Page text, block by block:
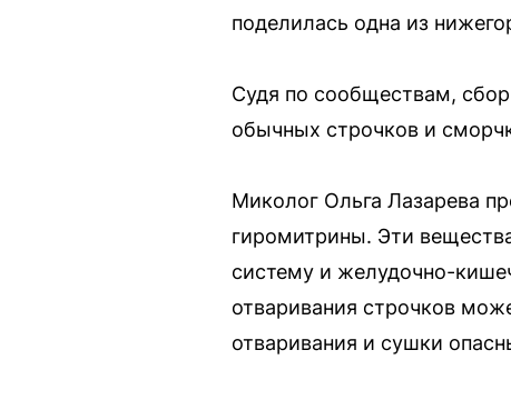
поделилась одна из
Судя по сообществам,
обычных строчков и
Миколог Ольга Лазарева
гиромитрины. Эти
систему и желудочно-
отваривания строчков
отваривания и сушки